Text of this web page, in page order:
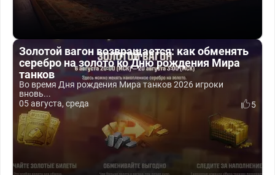
Золотой вагон возвращается: как обменять
серебро на золото ко Дню рождения Мира
танков
Во время Дня рождения Мира танков 2026 игроки
вновь...
05 августа, среда
5